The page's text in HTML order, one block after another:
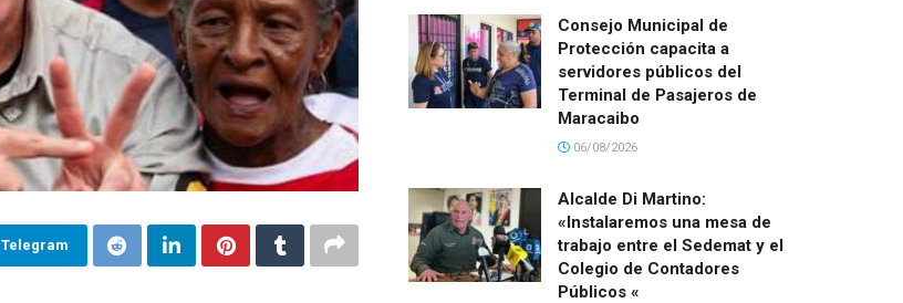
Telegram
Consejo Municipal de
Protección capacita a
servidores públicos del
Terminal de Pasajeros de
Maracaibo
06/08/2026
Alcalde Di Martino:
«Instalaremos una mesa de
trabajo entre el Sedemat y el
Colegio de Contadores
Públicos «